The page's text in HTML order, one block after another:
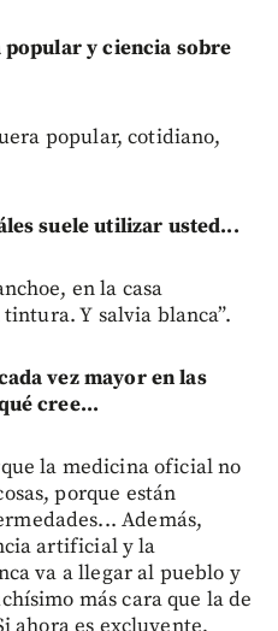
y ciencia sobre
popular, cotidiano,
suele utilizar usted...
en la casa
Y salvia blanca”.
vez mayor en las
cree...
la medicina oficial no
porque están
Además,
artificial y la
va a llegar al pueblo y
más cara que la de